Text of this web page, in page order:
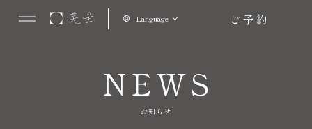
Language ご予約
NEWS
お知らせ